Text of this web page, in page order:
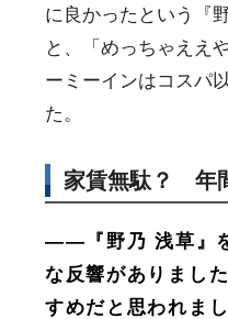
に良かったという『
と、「めっちゃええ
ーミーインはコスパ
た。
家賃無駄？ 年
――『野乃 浅草』
な反響がありまし
すめだと思われまし